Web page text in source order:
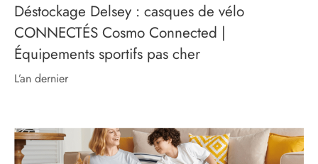
Déstockage Delsey : casques de vélo
CONNECTÉS Cosmo Connected |
Équipements sportifs pas cher
l’an dernier